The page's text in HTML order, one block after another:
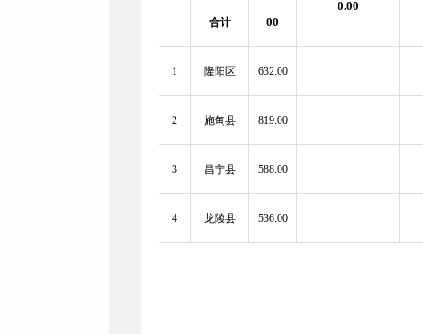
合计 00
0.00
1 隆阳区 632.00
2 施甸县 819.00
3 昌宁县 588.00
4 龙陵县 536.00